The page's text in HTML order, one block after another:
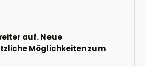
auf. Neue
Möglichkeiten zum